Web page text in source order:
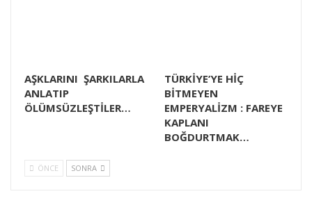
AŞKLARINI ŞARKILARLA
ANLATIP
ÖLÜMSÜZLEŞTİLER…
TÜRKİYE’YE HİÇ
BİTMEYEN
EMPERYALİZM : FAREYE
KAPLANI
BOĞDURTMAK…
ÖNCE SONRA